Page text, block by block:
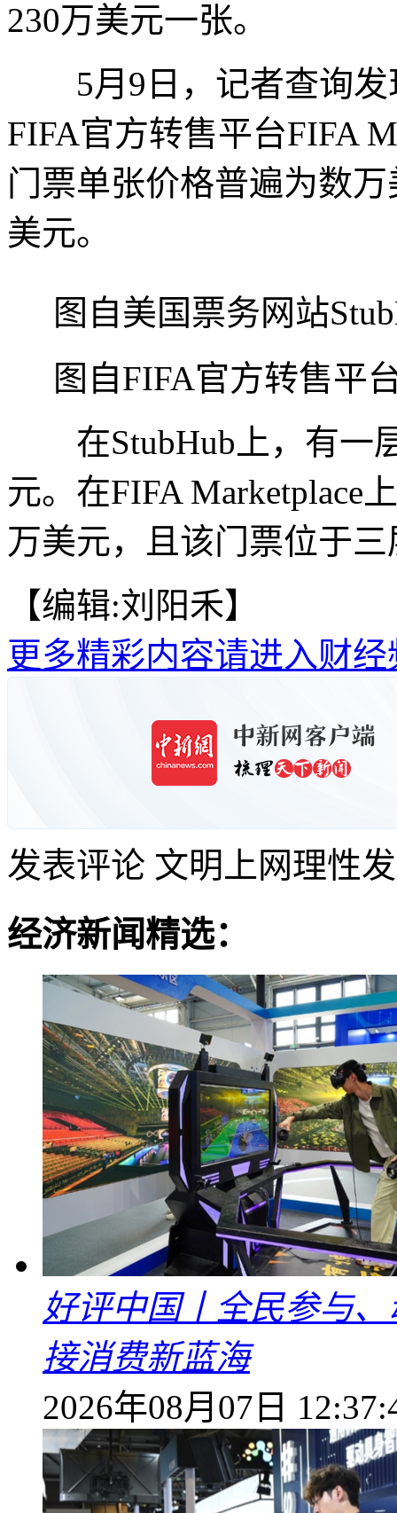
230万美元一张。
5月9日，记者查询发
FIFA官方转售平台FIFA
门票单张价格普遍为数
美元。
图自美国票务网站
图自FIFA官方转售平
在StubHub上，有一
元。在FIFA Marketplace
万美元，且该门票位于
【编辑:刘阳禾】
更多精彩内容请进入财经
发表评论 文明上网理性
经济新闻精选：
好评中国丨全民参与
接消费新蓝海
2026年08月07日